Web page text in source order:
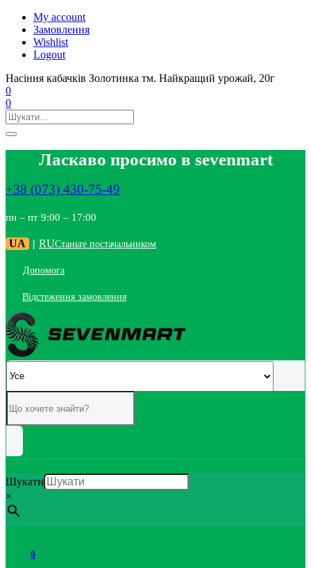
My account
Замовлення
Wishlist
Logout
Насіння кабачків Золотинка тм. Найкращий урожай, 20г
0
0
Ласкаво просимо в sevenmart
+38 (073) 430-75-49
пн – пт 9:00 – 17:00
UA | RUСтаньте постачальником
Допомога
Відстеження замовлення
Шукати
×
0